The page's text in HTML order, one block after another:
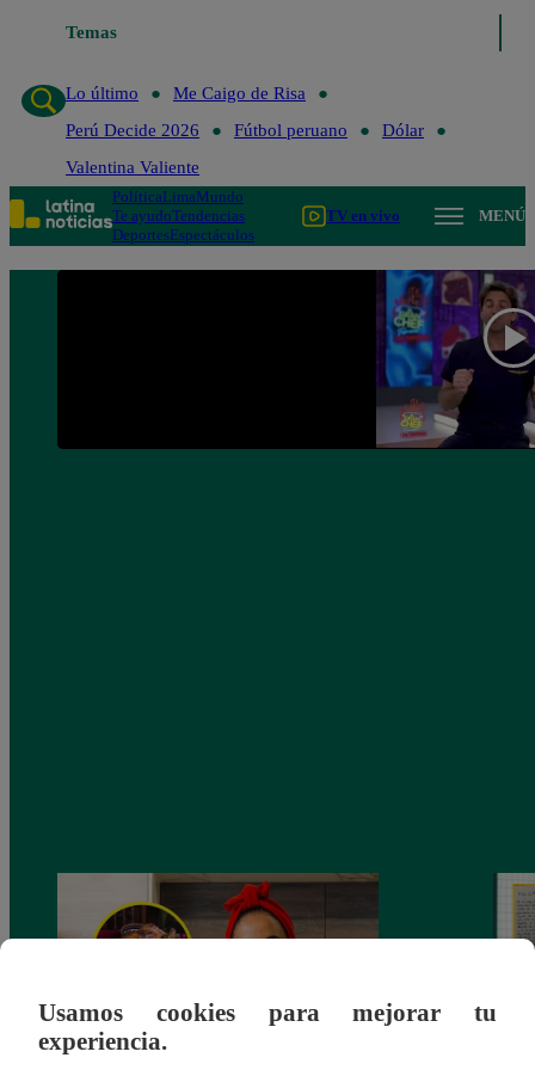
Temas
Lo último
Me Caigo de Risa
Perú Decide 2026
Fútbol peruano
Dólar
Valentina Valiente
PolíticaLimaMundo
Te ayudoTendencias
DeportesEspectáculos
TV en vivo MENÚ
Usamos cookies para mejorar tu
experiencia.